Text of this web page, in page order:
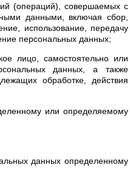
(операций), совершаемых с
данными, включая сбор,
использование, передачу
персональных данных;
лицо, самостоятельно или
данных, а также
обработке, действия
или определяемому
данных определенному